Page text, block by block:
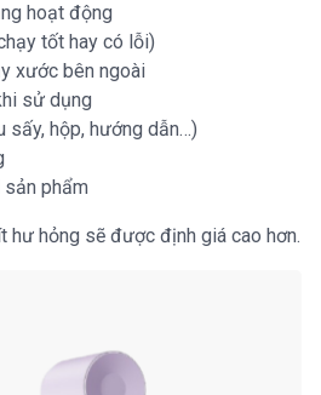
hoạt động
tốt hay có lỗi)
xước bên ngoài
sử dụng
sấy, hộp, hướng dẫn…)
sản phẩm
hư hỏng sẽ được định giá cao hơn.